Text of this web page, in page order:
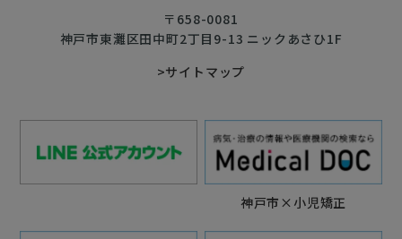
〒658-0081
神戸市東灘区田中町2丁目9-13 ニックあさひ1F
>サイトマップ
神戸市×小児矯正